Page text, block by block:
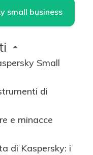
small business
Small
di
e minacce
di Kaspersky: i